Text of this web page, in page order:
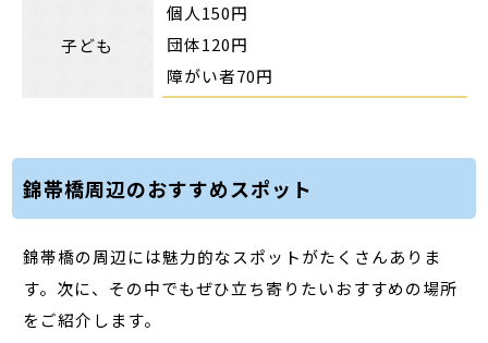
子ども
個人150円
団体120円
障がい者70円
錦帯橋周辺のおすすめスポット
錦帯橋の周辺には魅力的なスポットがたくさんありま
す。次に、その中でもぜひ立ち寄りたいおすすめの場所
をご紹介します。